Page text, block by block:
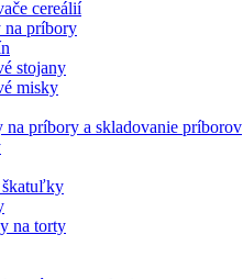
cereálií
na príbory
stojany
misky
na príbory a skladovanie príborov
škatuľky
na torty